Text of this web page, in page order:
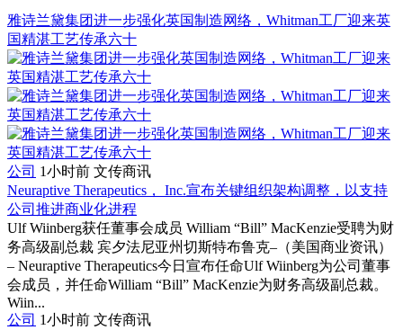
雅诗兰黛集团进一步强化英国制造网络，Whitman工厂迎来英
国精湛工艺传承六十
公司 1小时前 文传商讯
Neuraptive Therapeutics， Inc.宣布关键组织架构调整，以支持
公司推进商业化进程
Ulf Wiinberg获任董事会成员 William “Bill” MacKenzie受聘为财
务高级副总裁 宾夕法尼亚州切斯特布鲁克–（美国商业资讯）
– Neuraptive Therapeutics今日宣布任命Ulf Wiinberg为公司董事
会成员，并任命William “Bill” MacKenzie为财务高级副总裁。
Wiin...
公司 1小时前 文传商讯